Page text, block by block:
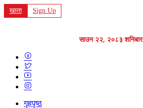
खाता Sign Up
साउन २२, २०८३ शनिबार
गृहपृष्ठ